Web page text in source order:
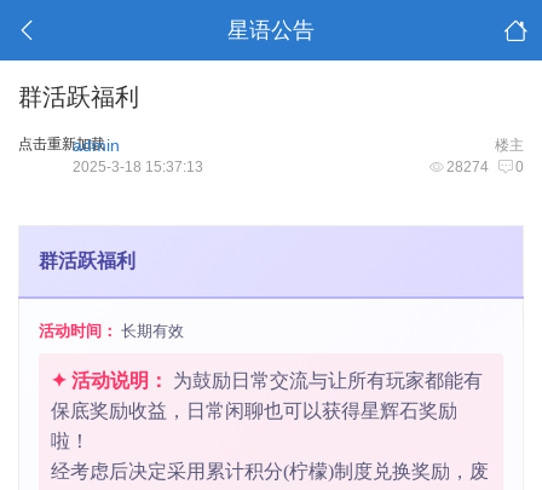
星语公告
群活跃福利
点击重新加载 楼主
admin
28274 0
2025-3-18 15:37:13
群活跃福利
活动时间： 长期有效
✦ 活动说明：
为鼓励日常交流与让所有玩家都能有
保底奖励收益，日常闲聊也可以获得星辉石奖励
啦！
经考虑后决定采用累计积分(柠檬)制度兑换奖励，废